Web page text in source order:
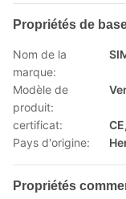
Propriétés de
Nom de la
marque:
Modèle de
produit:
certificat:
Pays d'origine:
Propriétés